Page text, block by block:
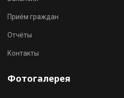
Приём граждан
Отчёты
Контакты
Фотогалерея